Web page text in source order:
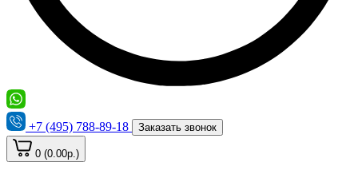
+7 (495) 788-89-18 Заказать звонок
0 (0.00р.)